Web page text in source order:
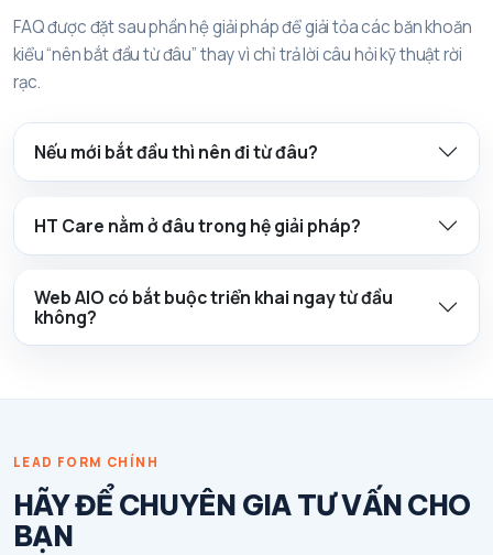
FAQ được đặt sau phần hệ giải pháp để giải tỏa các băn khoăn
kiểu “nên bắt đầu từ đâu” thay vì chỉ trả lời câu hỏi kỹ thuật rời
rạc.
Nếu mới bắt đầu thì nên đi từ đâu?
HT Care nằm ở đâu trong hệ giải pháp?
Web AIO có bắt buộc triển khai ngay từ đầu
không?
LEAD FORM CHÍNH
HÃY ĐỂ CHUYÊN GIA TƯ VẤN CHO
BẠN